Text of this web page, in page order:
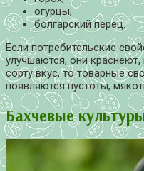
огурцы;
болгарский перец.
Если потребительские
улучшаются, они
сорту вкус, то товарные
появляются пустоты,
Бахчевые